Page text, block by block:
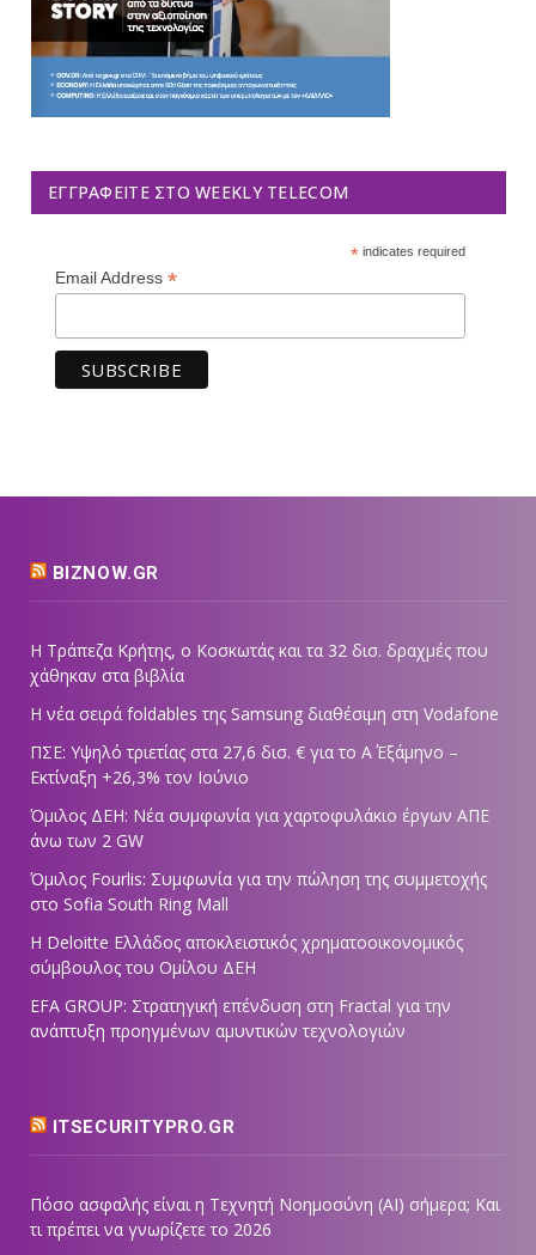
ΕΓΓΡΑΦΕΊΤΕ ΣΤΟ WEEKLY TELECOM
*indicates required
Email Address *
BIZNOW.GR
Η Τράπεζα Κρήτης, ο Κοσκωτάς και τα 32 δισ. δραχμές που
χάθηκαν στα βιβλία
Η νέα σειρά foldables της Samsung διαθέσιμη στη Vodafone
ΠΣΕ: Υψηλό τριετίας στα 27,6 δισ. € για το Α΄ Εξάμηνο –
Εκτίναξη +26,3% τον Ιούνιο
Όμιλος ΔΕΗ: Νέα συμφωνία για χαρτοφυλάκιο έργων ΑΠΕ
άνω των 2 GW
Όμιλος Fourlis: Συμφωνία για την πώληση της συμμετοχής
στο Sofia South Ring Mall
Η Deloitte Ελλάδος αποκλειστικός χρηματοοικονομικός
σύμβουλος του Ομίλου ΔΕΗ
EFA GROUP: Στρατηγική επένδυση στη Fractal για την
ανάπτυξη προηγμένων αμυντικών τεχνολογιών
ITSECURITYPRO.GR
Πόσο ασφαλής είναι η Τεχνητή Νοημοσύνη (AI) σήμερα; Και
τι πρέπει να γνωρίζετε το 2026